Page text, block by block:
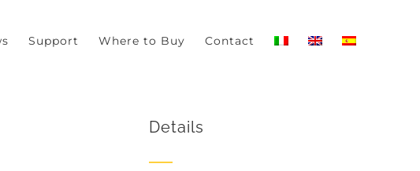
Support Where to Buy Contact
Details
can opt-out if you wish.